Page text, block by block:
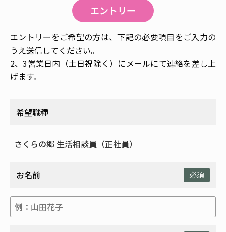
エントリー
エントリーをご希望の方は、下記の必要項目をご入力の
うえ送信してください。
2、3営業日内（土日祝除く）にメールにて連絡を差し上
げます。
希望職種
お名前 必須